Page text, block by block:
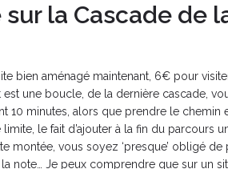
la Cascade de
bien aménagé maintenant, 6€ pour
une boucle, de la dernière cascade,
10 minutes, alors que prendre le chemin
le fait d’ajouter à la fin du parcours
montée, vous soyez ‘presque’ obligé de
la note… Je peux comprendre que sur un